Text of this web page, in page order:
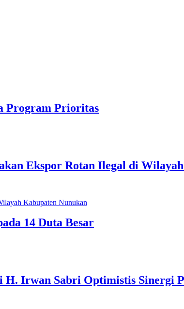
Program Prioritas
Ekspor Rotan Ilegal di
14 Duta Besar
Irwan Sabri Optimistis Sinergi